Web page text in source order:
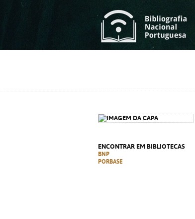
ENCONTRAR EM BIBLIOTECAS
BNP
PORBASE